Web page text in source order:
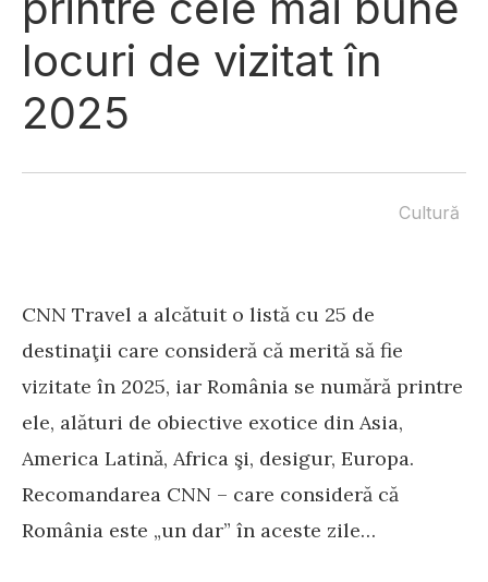
locuri de vizitat în
2025
CNN Travel a alcătuit o listă cu 25 de
destinaţii care consideră că merită să fie
vizitate în 2025, iar România se numără printre
ele, alături de obiective exotice din Asia,
America Latină, Africa şi, desigur, Europa.
Recomandarea CNN – care consideră că
România este „un dar” în aceste zile…
Cultură